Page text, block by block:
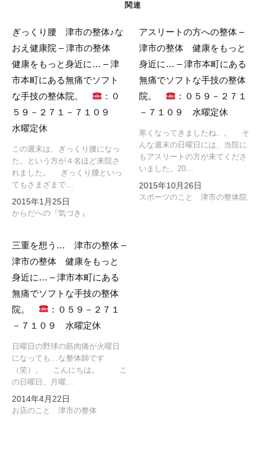
関連
ぎっくり腰 津市の整体♪な
おえ健康院 – 津市の整体
健康をもっと身近に… – 津
市本町にある無痛でソフト
な手技の整体院。
：０
５９－２７１－７１０９
水曜定休
この週末は、ぎっくり腰になっ
た。という方が４名ほど来院さ
れました。 ぎっくり腰といっ
てもさまざまで…
2015年1月25日
からだへの『気づき』
アスリートの方への整体 –
津市の整体 健康をもっと
身近に… – 津市本町にある
無痛でソフトな手技の整体
院。
：０５９－２７１
－７１０９ 水曜定休
寒くなってきましたね。。 そ
んな週末の日曜日には、当院に
もアスリートの方が来てくださ
いました。20…
2015年10月26日
スポーツのこと 津市の整体院
三重を想う… 津市の整体 –
津市の整体 健康をもっと
身近に… – 津市本町にある
無痛でソフトな手技の整体
院。
：０５９－２７１
－７１０９ 水曜定休
日曜日の野球の筋肉痛が火曜日
になっても…な整体師です
（笑）。 こんにちは。 こ
の日曜日、月曜…
2014年4月22日
お店のこと 津市の整体